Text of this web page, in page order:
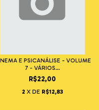
E PSICANÁLISE - VOLUME
7 - VÁRIOS...
R$22,00
2 X DE R$12,83